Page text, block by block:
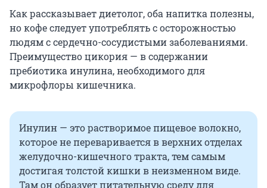
Как рассказывает диетолог, оба напитка полезны,
но кофе следует употреблять с осторожностью
людям с сердечно-сосудистыми заболеваниями.
Преимущество цикория — в содержании
пребиотика инулина, необходимого для
микрофлоры кишечника.
Инулин — это растворимое пищевое волокно,
которое не переваривается в верхних отделах
желудочно-кишечного тракта, тем самым
достигая толстой кишки в неизменном виде.
Там он образует питательную среду для